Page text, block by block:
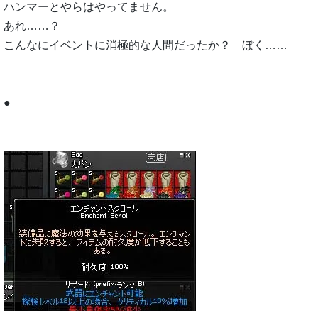
ハンマーとやらはやってません。
あれ……？
こんなにイベントに消極的な人間だったか？ ぼく……
●